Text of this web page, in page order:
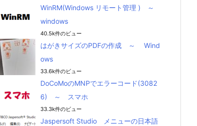
WinRM(Windows リモート管理 ) ～
windows
40.5k件のビュー
はがきサイズのPDFの作成 ～ Wind
ows
33.6k件のビュー
DoCoMoのMNPでエラーコード(3082
6) ～ スマホ
33.3k件のビュー
Jaspersoft Studio メニューの日本語